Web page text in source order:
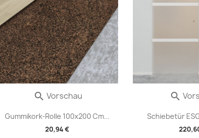
Gummikork-Rolle 100x200 Cm...
20,94 €
 Vorschau
Schiebetür
